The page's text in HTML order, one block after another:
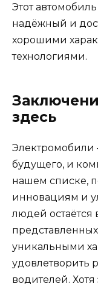
Этот
надёжный и
хорошими
технологиями.
здесь
Электромобили
будущего, и
нашем списке,
инновациям и
людей
уникальными
удовлетворить
водителей. Хотя